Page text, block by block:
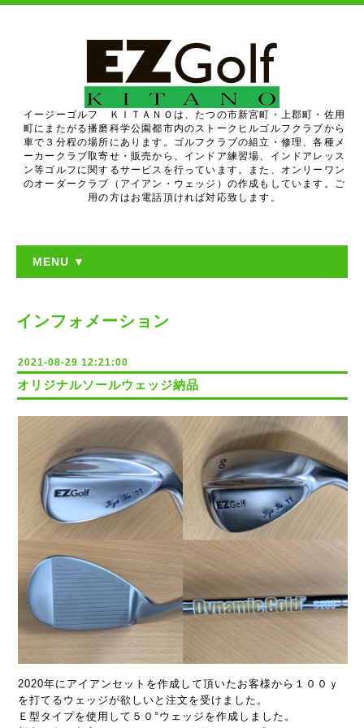
イージーゴルフ ＫＩＴＡＮＯは、たつの市新宮町・上郡町・佐用
町にまたがる播磨科学公園都市内のストークヒルゴルフクラブから
車で３分程の場所にあります。ゴルフクラブの組立・修理、各種メ
ーカークラブ取寄せ・販売から、インドア練習場、インドアレッス
ン等ゴルフに関するサービスを行っています。また、オンリーワン
のオーダークラブ（アイアン・ウェッジ）の作成もしています。ご
用の方はお電話頂ければ対応致します。
MENU ▼
インフォメーション
2021-08-29 12:21:00
オリジナルソールウェッジ納品
2020年にアイアンセットを作成して頂いたお客様から１００ｙ
を打てるウェッジが欲しいと注文を受けました。
Ｅ型タイプを使用して５０°ウェッジを作成しました。